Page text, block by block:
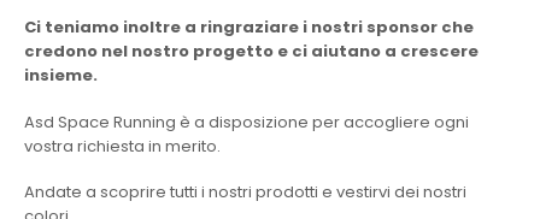
Ci teniamo inoltre a ringraziare i nostri sponsor che
credono nel nostro progetto e ci aiutano a crescere
insieme.
Asd Space Running è a disposizione per accogliere ogni
vostra richiesta in merito.
Andate a scoprire tutti i nostri prodotti e vestirvi dei nostri